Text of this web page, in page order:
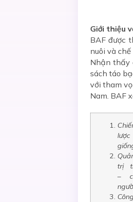
Giới thiệu
BAF được
nuôi và
Nhận thấy
sách táo
với tham
Nam. BAF
lược
trị
–
Công